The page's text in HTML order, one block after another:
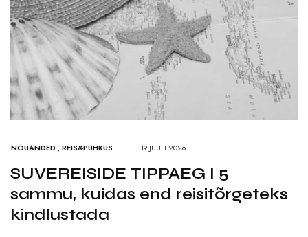
NÕUANDED ,REIS&PUHKUS 19.JUULI 2026
SUVEREISIDE TIPPAEG I 5
sammu, kuidas end reisitõrgeteks
kindlustada